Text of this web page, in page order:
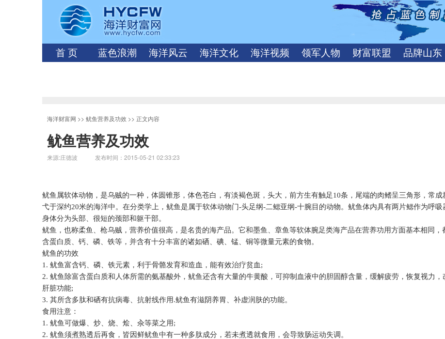
首 页 蓝色浪潮 海洋风云 海洋文化 海洋视频 领军人物 财富联盟 品牌山东
海洋财富网 >> 鱿鱼营养及功效 >> 正文内容
鱿鱼营养及功效
来源:庄德波 发布时间：2015-05-21 02:33:23
鱿鱼属软体动物，是乌贼的一种，体圆锥形，体色苍白，有淡褐色斑，头大，前方生有触足10条，尾端的肉鳍呈三角形，常成
弋于深约20米的海洋中。在分类学上，鱿鱼是属于软体动物门-头足纲-二鳃亚纲-十腕目的动物。鱿鱼体内具有两片鳃作为呼吸
身体分为头部、很短的颈部和躯干部。
鱿鱼，也称柔鱼、枪乌贼，营养价值很高，是名贵的海产品。它和墨鱼、章鱼等软体腕足类海产品在营养功用方面基本相同，
含蛋白质、钙、磷、铁等，并含有十分丰富的诸如硒、碘、锰、铜等微量元素的食物。
鱿鱼的功效
1. 鱿鱼富含钙、磷、铁元素，利于骨骼发育和造血，能有效治疗贫血 ;
2. 鱿鱼除富含蛋白质和人体所需的氨基酸外，鱿鱼还含有大量的牛黄酸，可抑制血液中的胆固醇含量，缓解疲劳，恢复视力，
肝脏功能;
3. 其所含多肽和硒有抗病毒、抗射线作用.鱿鱼有滋阴养胃、补虚润肤的功能。
食用注意：
1. 鱿鱼可做爆、炒、烧、烩、汆等菜之用;
2. 鱿鱼须煮熟透后再食，皆因鲜鱿鱼中有一种多肽成分，若未煮透就食用，会导致肠运动失调。